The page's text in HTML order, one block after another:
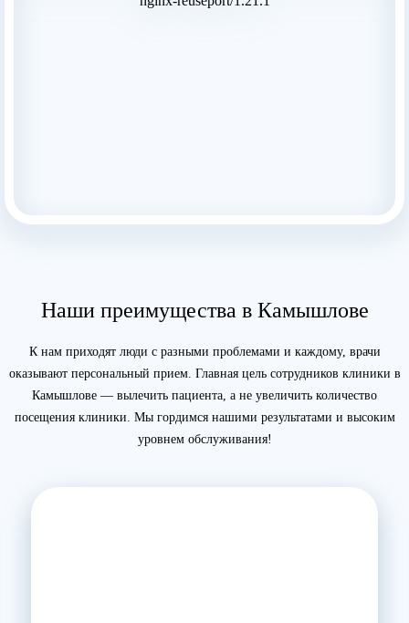
Наши преимущества в Камышлове
К нам приходят люди с разными проблемами и каждому, врачи
оказывают персональный прием. Главная цель сотрудников клиники в
Камышлове — вылечить пациента, а не увеличить количество
посещения клиники. Мы гордимся нашими результатами и высоким
уровнем обслуживания!